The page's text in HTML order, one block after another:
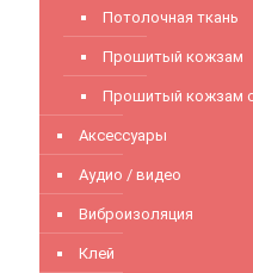
Потолочная ткань
Прошитый кожзам
Прошитый кожзам
Аксессуары
Аудио / видео
Виброизоляция
Клей